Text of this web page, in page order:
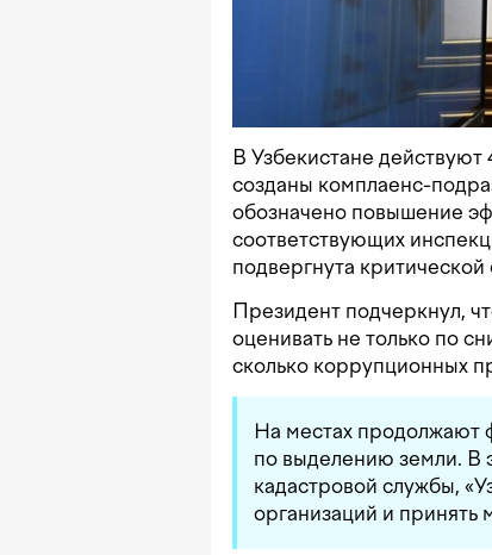
В Узбекистане
созданы комплаенс-
обозначено повышение
соответствующих
подвергнута критической
Президент подчеркнул,
оценивать не только по
сколько коррупционных
На местах продолжают
по выделению земли. В
кадастровой службы,
организаций и